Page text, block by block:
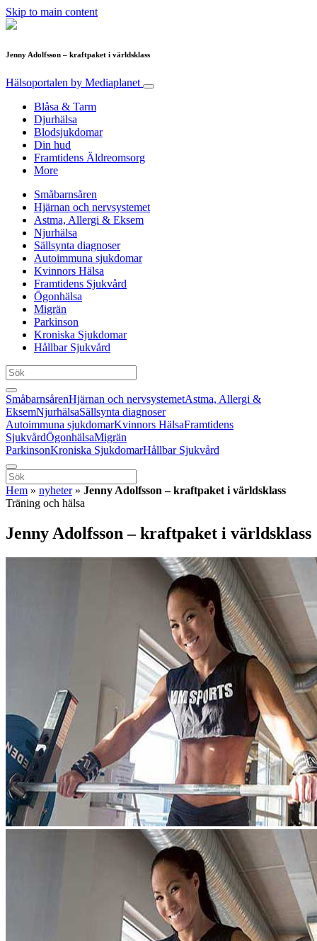
Skip to main content
Jenny Adolfsson – kraftpaket i världsklass
Hälsoportalen by Mediaplanet
Blåsa & Tarm
Djurhälsa
Blodsjukdomar
Din hud
Framtidens Äldreomsorg
More
Småbarnsåren
Hjärnan och nervsystemet
Astma, Allergi & Eksem
Njurhälsa
Sällsynta diagnoser
Autoimmuna sjukdomar
Kvinnors Hälsa
Framtidens Sjukvård
Ögonhälsa
Migrän
Parkinson
Kroniska Sjukdomar
Hållbar Sjukvård
SmåbarnsårenHjärnan och nervsystemetAstma, Allergi &
EksemNjurhälsaSällsynta diagnoser
Autoimmuna sjukdomarKvinnors HälsaFramtidens
SjukvårdÖgonhälsaMigrän
ParkinsonKroniska SjukdomarHållbar Sjukvård
Hem » nyheter» Jenny Adolfsson – kraftpaket i världsklass
Träning och hälsa
Jenny Adolfsson – kraftpaket i världsklass